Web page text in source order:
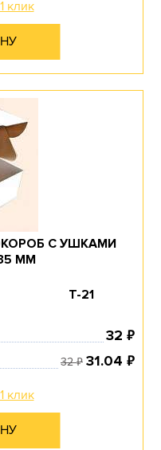
клик
С УШКАМИ
ММ
Т-21
32 ₽
32₽ 31.04 ₽
клик